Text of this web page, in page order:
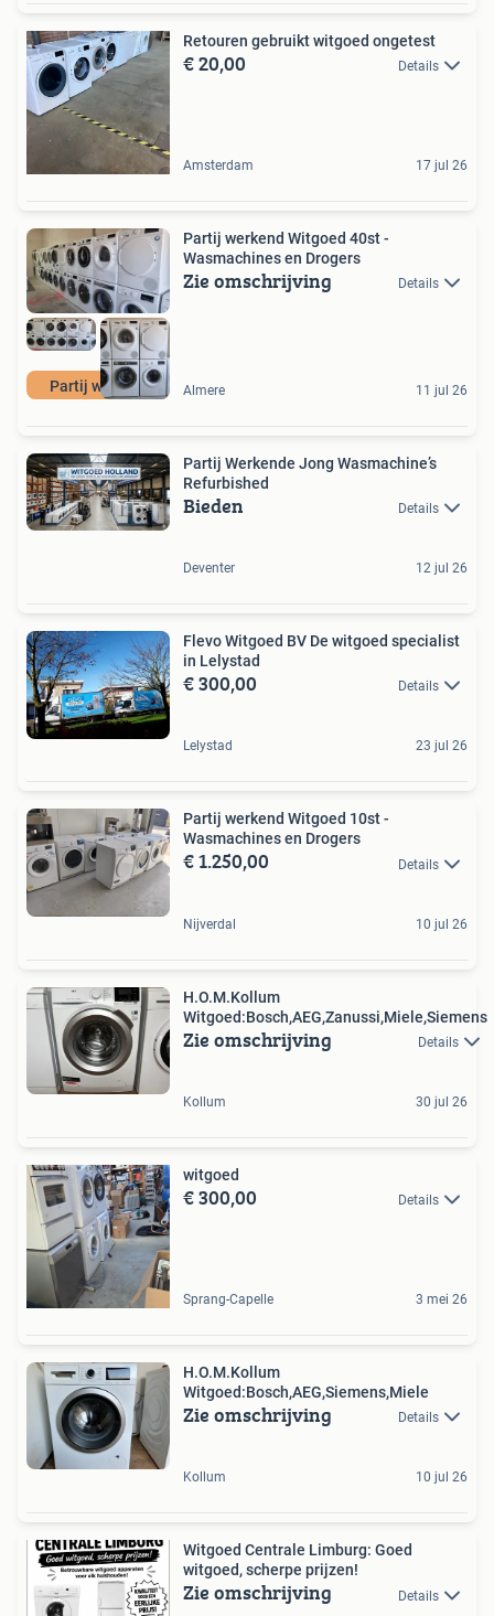
Retouren gebruikt witgoed ongetest
€ 20,00 Details
Amsterdam 17 jul 26
Partij witgoed
Partij werkend Witgoed 40st -
Wasmachines en Drogers
Zie omschrijving Details
Almere 11 jul 26
Partij Werkende Jong Wasmachine’s
Refurbished
Bieden Details
Deventer 12 jul 26
Flevo Witgoed BV De witgoed specialist
in Lelystad
€ 300,00 Details
Lelystad 23 jul 26
Partij werkend Witgoed 10st -
Wasmachines en Drogers
€ 1.250,00 Details
Nijverdal 10 jul 26
H.O.M.Kollum
Witgoed:Bosch,AEG,Zanussi,Miele,Siemens
Zie omschrijving Details
Kollum 30 jul 26
witgoed
€ 300,00 Details
Sprang-Capelle 3 mei 26
H.O.M.Kollum
Witgoed:Bosch,AEG,Siemens,Miele
Zie omschrijving Details
Kollum 10 jul 26
Witgoed Centrale Limburg: Goed
witgoed, scherpe prijzen!
Zie omschrijving Details